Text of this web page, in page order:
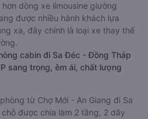
dòng xe limousine giường
được nhiều hành khách lựa
xa, đây chính là loại xe thay thế
cabin đi Sa Đéc - Đồng Tháp
sang trọng, êm ái, chất lượng
từ Chợ Mới - An Giang đi Sa
được chia làm 2 tầng, 2 dãy